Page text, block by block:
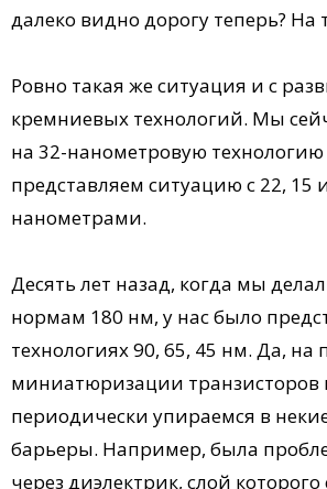
далеко видно дорогу теперь? На
Ровно такая же ситуация и с
кремниевых технологий. Мы
на 32-нанометровую
представляем ситуацию с 22, 15
нанометрами.
Десять лет назад, когда мы
нормам 180 нм, у нас было
технологиях 90, 65, 45 нм. Да, на
миниатюризации
периодически упираемся в
барьеры. Например, была
через диэлектрик, слой